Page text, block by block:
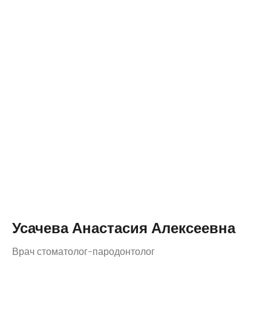
Усачева Анастасия Алексеевна
Врач стоматолог-пародонтолог